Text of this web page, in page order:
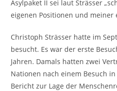
Asylpaket II sei laut Strässer
eigenen Positionen und meiner
Christoph Strässer hatte im
besucht. Es war der erste
Jahren. Damals hatten zwei
Nationen nach einem Besuch
Bericht zur Lage der